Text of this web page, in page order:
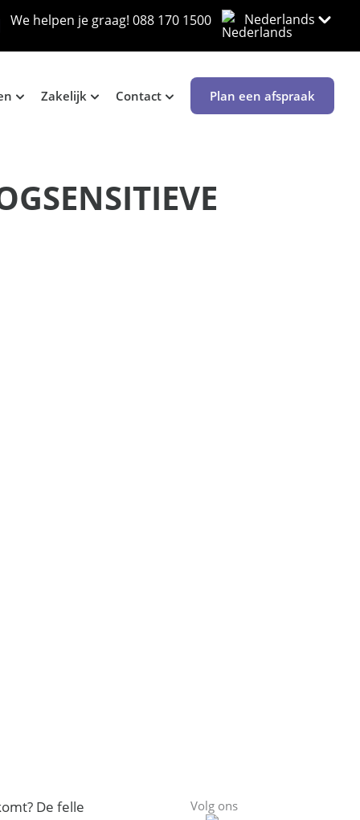
We helpen je graag! 088 170 1500 Nederlands
Zakelijk Contact Plan een afspraak
De felle
Volg ons